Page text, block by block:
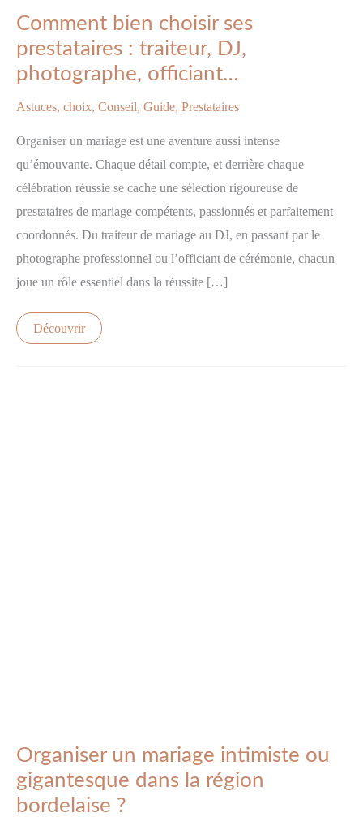
Comment bien choisir ses
prestataires : traiteur, DJ,
photographe, officiant…
Astuces, choix, Conseil, Guide, Prestataires
Organiser un mariage est une aventure aussi intense
qu’émouvante. Chaque détail compte, et derrière chaque
célébration réussie se cache une sélection rigoureuse de
prestataires de mariage compétents, passionnés et parfaitement
coordonnés. Du traiteur de mariage au DJ, en passant par le
photographe professionnel ou l’officiant de cérémonie, chacun
joue un rôle essentiel dans la réussite […]
choisir
prestataires
traiteur,
photographe,
officiant…
Découvrir
Organiser un mariage intimiste ou
gigantesque dans la région
bordelaise ?